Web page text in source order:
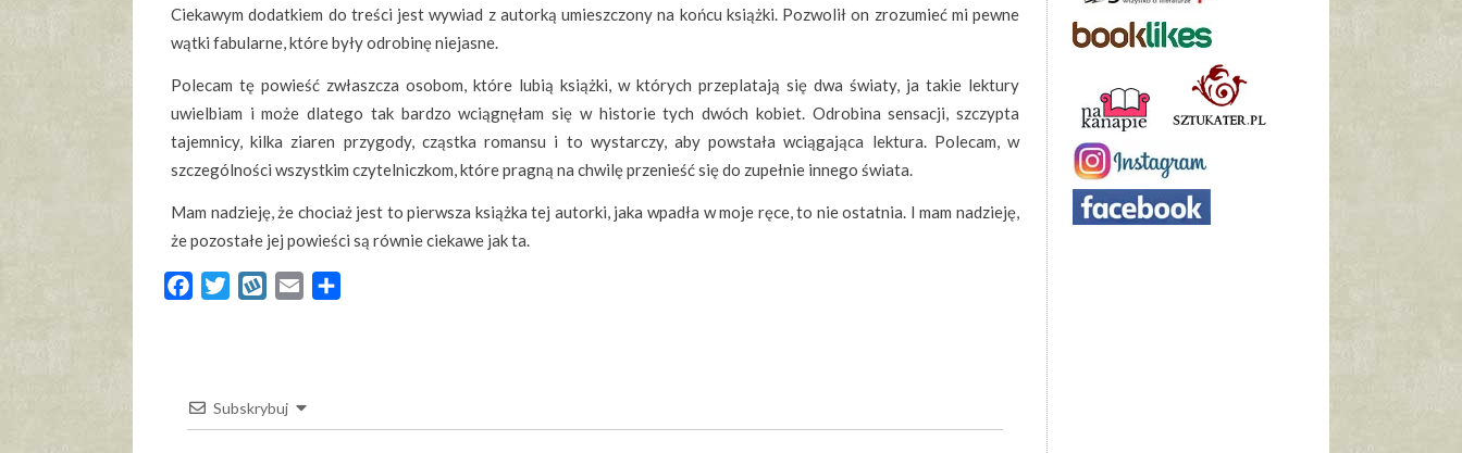
Ciekawym dodatkiem do treści jest wywiad z autorką umieszczony na końcu książki. Pozwolił on zrozumieć mi pewne
wątki fabularne, które były odrobinę niejasne.
Polecam tę powieść zwłaszcza osobom, które lubią książki, w których przeplatają się dwa światy, ja takie lektury
uwielbiam i może dlatego tak bardzo wciągnęłam się w historie tych dwóch kobiet. Odrobina sensacji, szczypta
tajemnicy, kilka ziaren przygody, cząstka romansu i to wystarczy, aby powstała wciągająca lektura. Polecam, w
szczególności wszystkim czytelniczkom, które pragną na chwilę przenieść się do zupełnie innego świata.
Mam nadzieję, że chociaż jest to pierwsza książka tej autorki, jaka wpadła w moje ręce, to nie ostatnia. I mam nadzieję,
że pozostałe jej powieści są równie ciekawe jak ta.
FacebookTwitterWykopEmail
Subskrybuj